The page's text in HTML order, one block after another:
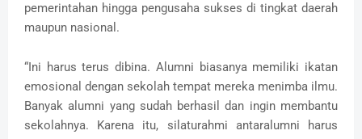
pemerintahan hingga pengusaha sukses di tingkat daerah
maupun nasional.
“Ini harus terus dibina. Alumni biasanya memiliki ikatan
emosional dengan sekolah tempat mereka menimba ilmu.
Banyak alumni yang sudah berhasil dan ingin membantu
sekolahnya. Karena itu, silaturahmi antaralumni harus